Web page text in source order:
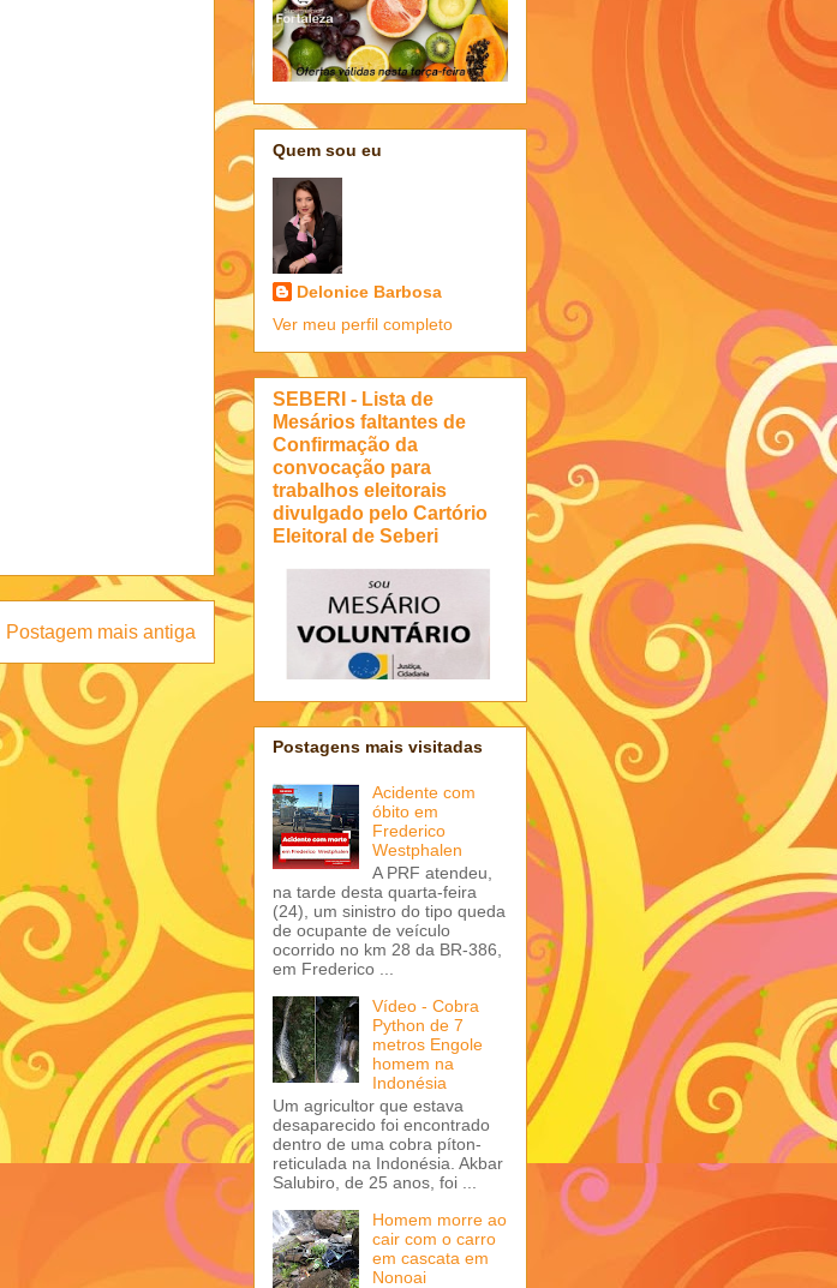
Postagem mais antiga
Quem sou eu
Delonice Barbosa
Ver meu perfil completo
SEBERI - Lista de
Mesários faltantes de
Confirmação da
convocação para
trabalhos eleitorais
divulgado pelo Cartório
Eleitoral de Seberi
Postagens mais visitadas
Acidente com
óbito em
Frederico
Westphalen
A PRF atendeu,
na tarde desta quarta-feira
(24), um sinistro do tipo queda
de ocupante de veículo
ocorrido no km 28 da BR-386,
em Frederico ...
Vídeo - Cobra
Python de 7
metros Engole
homem na
Indonésia
Um agricultor que estava
desaparecido foi encontrado
dentro de uma cobra píton-
reticulada na Indonésia. Akbar
Salubiro, de 25 anos, foi ...
Homem morre ao
cair com o carro
em cascata em
Nonoai